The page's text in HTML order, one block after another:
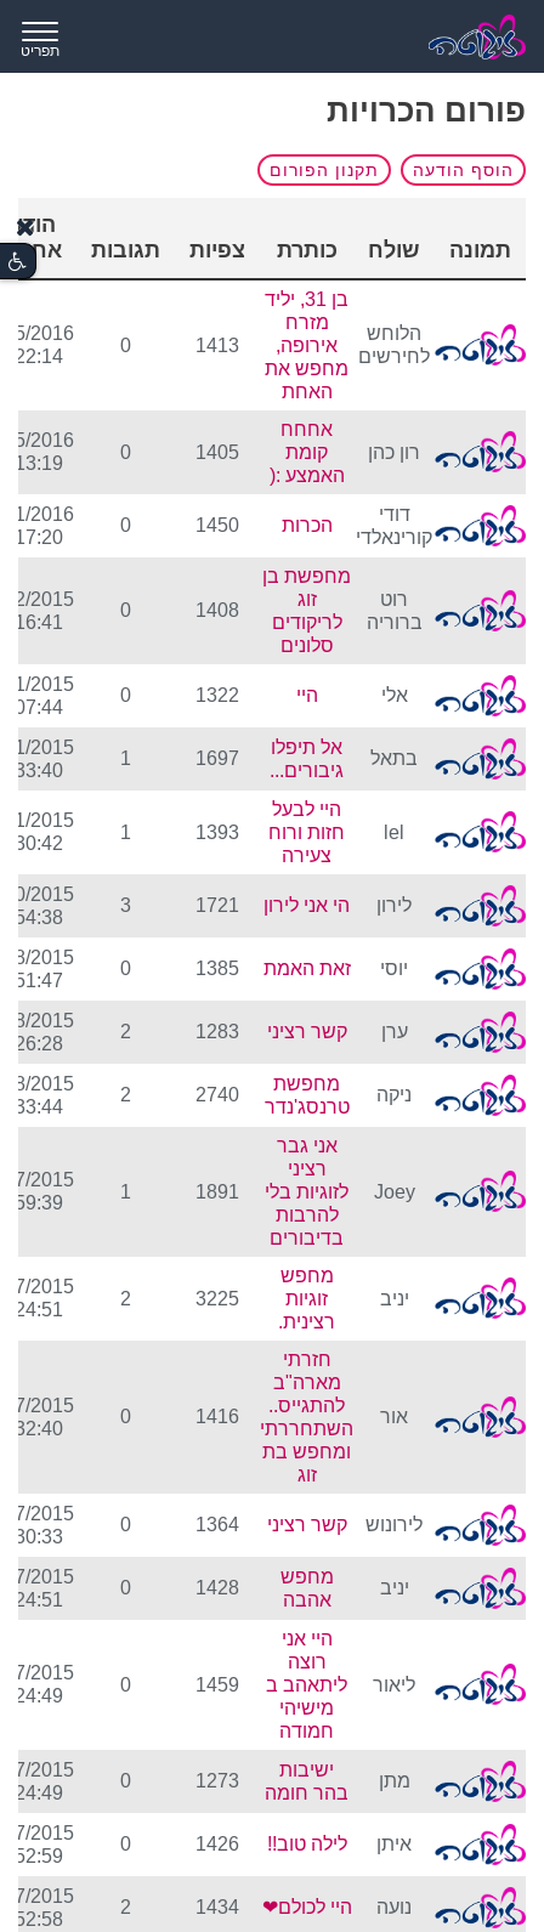
תפריט
פורום הכרויות
הוסף הודעה תקנון הפורום
תמונה שולח כותרת צפיות תגובות
הלוחש
לחירשים
בן 31, יליד
מזרח
אירופה,
מחפש את
האחת
1413
0
05/2016
רון כהן
אחחח
קומת
האמצע :(
1405
0
2016
דודי
קורינאלדי
הכרות 1450
0
01/2016
רוט
ברוריה
מחפשת בן
זוג
לריקודים
סלונים
1408
0
12/2015
אלי היי 1322
0
11/2015
בתאל
אל תיפלו
גיבורים...
1697
1
11/2015
lel
היי לבעל
חזות ורוח
צעירה
1393
1
11/2015
לירון הי אני לירון 1721
3
10/2015
יוסי זאת האמת 1385
0
08/2015
ערן קשר רציני 1283
2
08/2015
ניקה
מחפשת
טרנסג'נדר
2740
2
08/2015
Joey
אני גבר
רציני
לזוגיות בלי
להרבות
בדיבורים
1891
1
07/2015
יניב
מחפש
זוגיות
רצינית.
3225
2
07/2015
אור
חזרתי
מארה"ב
להתגייס..
השתחררתי
ומחפש בת
זוג
1416
0
07/2015
לירונוש קשר רציני 1364
0
07/2015
יניב
מחפש
אהבה
1428
0
07/2015
ליאור
היי אני
רוצה
ליתאהב ב
מישיהי
חמודה
1459
0
07/2015
מתן
ישיבות
בהר חומה
1273
0
07/2015
איתן לילה טוב!! 1426
0
07/2015
נועה היי לכולם❤ 1434
2
07/2015